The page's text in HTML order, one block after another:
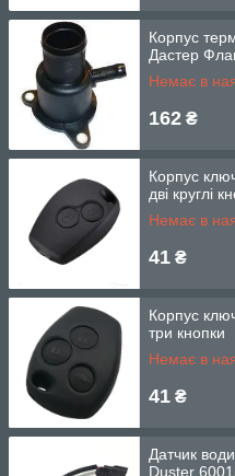
Корпус
Дастер
Немає в
162 ₴
Корпус
дві круглі
Немає в
41 ₴
Корпус
три кнопки
Немає в
41 ₴
Датчик
Duster